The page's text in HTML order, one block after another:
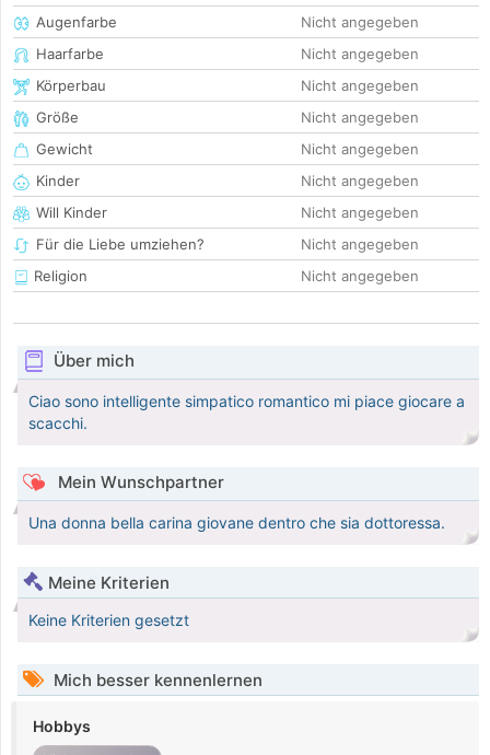
Augenfarbe
Nicht angegeben
Haarfarbe
Nicht angegeben
Körperbau
Nicht angegeben
Größe
Nicht angegeben
Gewicht
Nicht angegeben
Kinder
Nicht angegeben
Will Kinder
Nicht angegeben
Für die Liebe umziehen?
Nicht angegeben
Religion
Nicht angegeben
Über mich
Ciao sono intelligente simpatico romantico mi piace giocare a
scacchi.
Mein Wunschpartner
Una donna bella carina giovane dentro che sia dottoressa.
Meine Kriterien
Keine Kriterien gesetzt
Mich besser kennenlernen
Hobbys